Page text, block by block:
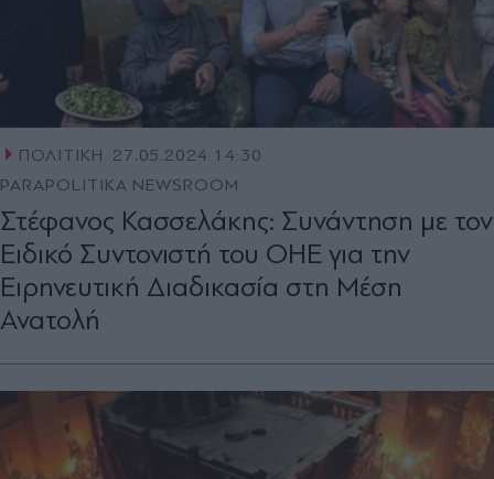
ΠΟΛΙΤΙΚΗ
27.05.2024 14:30
PARAPOLITIKA NEWSROOM
Στέφανος Κασσελάκης: Συνάντηση με τον
Ειδικό Συντονιστή του ΟΗΕ για την
Ειρηνευτική Διαδικασία στη Μέση
Ανατολή